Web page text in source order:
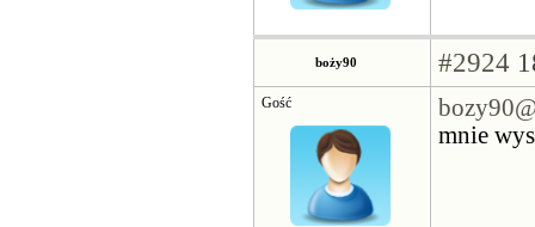
boży90 #2924
Gość
mnie